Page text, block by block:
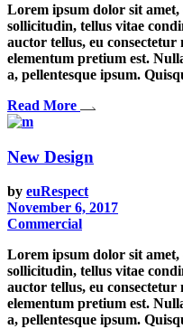
Lorem ipsum dolor sit
sollicitudin, tellus vitae
auctor tellus, eu
elementum pretium est.
a, pellentesque ipsum.
Read More
New Design
by euRespect
November 6, 2017
Commercial
Lorem ipsum dolor sit
sollicitudin, tellus vitae
auctor tellus, eu
elementum pretium est.
a, pellentesque ipsum.